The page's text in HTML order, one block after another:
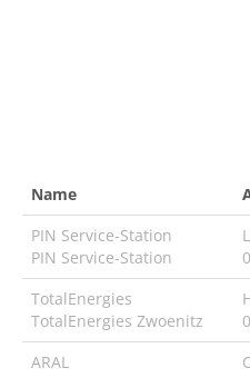
Name
PIN Service-Station
PIN Service-Station
TotalEnergies
TotalEnergies Zwoenitz
ARAL